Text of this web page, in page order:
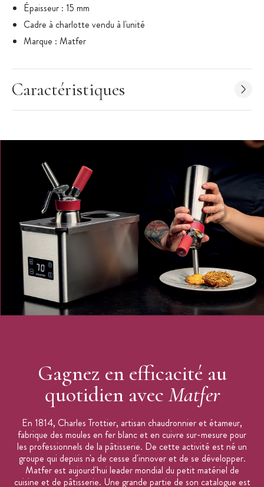
Épaisseur : 15 mm
Cadre à charlotte vendu à l'unité
Marque : Matfer
Caractéristiques
Gagnez en efficacité au
quotidien avec Matfer
En 1814, Charles Trottier, artisan chaudronnier et étameur,
fabrique des moules en fer blanc et en cuivre sur-mesure pour
les professionnels de la pâtisserie. De cette activité est né un
groupe qui depuis n'a de cesse d'innover et de se développer.
Matfer est aujourd'hui leader mondial du petit matériel de
cuisine et de pâtisserie. Une grande partie de son catalogue est